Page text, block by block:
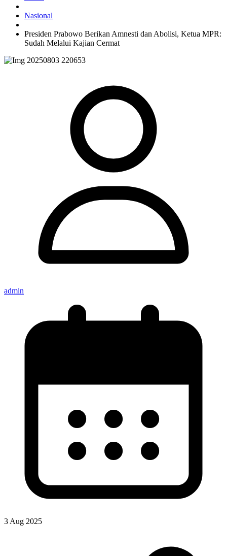
Nasional
Presiden Prabowo Berikan Amnesti dan Abolisi, Ketua MPR:
Sudah Melalui Kajian Cermat
admin
3 Aug 2025